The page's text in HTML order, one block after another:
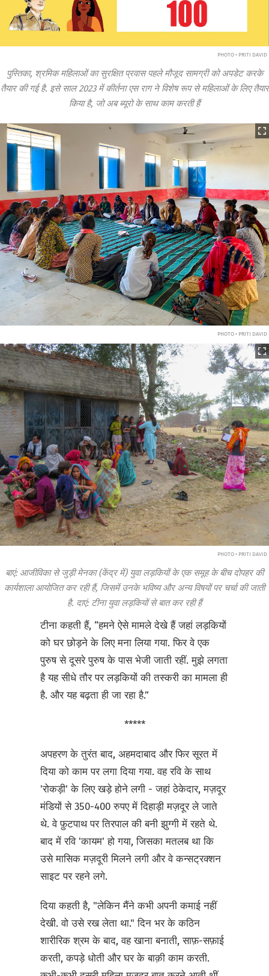
PHOTO • PRITI DAVID
पुस्तिका, श्रमिक महिलाओं का सुरक्षित प्रवास पहले मौजूद सामग्री को अपडेट करके
तैयार की गई है. इसे साल 2023 में कीर्तना एस राग ने विशेष रूप से महिलाओं के लिए तैयार
किया है, जो अब ब्यूरो के साथ काम करती हैं
PHOTO • PRITI DAVID
PHOTO • PRITI DAVID
बाएं: आजीविका से जुड़ी मेनका (केंद्र में) युवा लड़कियों के एक समूह के बीच दोपहर की
कार्यशाला आयोजित कर रही हैं, जिसमें उनके भविष्य और अन्य विषयों पर चर्चा की जाती
है. दाएं: टीना युवा लड़कियों से बात कर रही हैं
टीना कहती हैं, “हमने ऐसे मामले देखे हैं जहां लड़कियों
को घर छोड़ने के लिए मना लिया गया. फिर वे एक
पुरुष से दूसरे पुरुष के पास भेजी जाती रहीं. मुझे लगता
है यह सीधे तौर पर लड़कियों की तस्करी का मामला ही
है. और यह बढ़ता ही जा रहा है.”
*****
अपहरण के तुरंत बाद, अहमदाबाद और फिर सूरत में
दिया को काम पर लगा दिया गया. वह रवि के साथ
'रोकड़ी' के लिए खड़े होने लगी - जहां ठेकेदार, मज़दूर
मंडियों से 350-400 रुपए में दिहाड़ी मज़दूर ले जाते
थे. वे फ़ुटपाथ पर तिरपाल की बनी झुग्गी में रहते थे.
बाद में रवि 'कायम' हो गया, जिसका मतलब था कि
उसे मासिक मज़दूरी मिलने लगी और वे कन्सट्रक्शन
साइट पर रहने लगे.
दिया कहती है, "लेकिन मैंने कभी अपनी कमाई नहीं
देखी. वो उसे रख लेता था." दिन भर के कठिन
शारीरिक श्रम के बाद, वह खाना बनाती, साफ़-सफ़ाई
करती, कपड़े धोती और घर के बाक़ी काम करती.